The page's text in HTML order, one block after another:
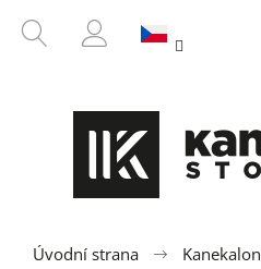
HLEDAT
PŘIHLÁŠENÍ
Úvodní strana Kanekalon
ZPĚT
ZPĚT